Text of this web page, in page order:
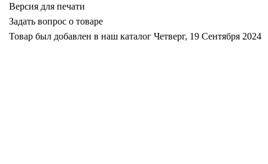
Версия для печати
Задать вопрос о товаре
Товар был добавлен в наш каталог Четверг, 19 Сентября 2024